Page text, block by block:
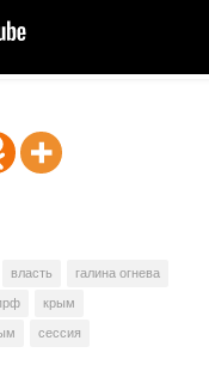
власть галина огнева
крым
сессия